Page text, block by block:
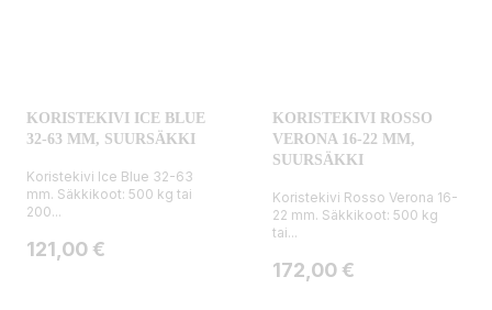
KORISTEKIVI ICE BLUE
32-63 MM, SUURSÄKKI
Koristekivi Ice Blue 32-63
mm. Säkkikoot: 500 kg tai
200...
Hinta
121,00 €
KORISTEKIVI ROSSO
VERONA 16-22 MM,
SUURSÄKKI
Koristekivi Rosso Verona 16-
22 mm. Säkkikoot: 500 kg
tai...
Hinta
172,00 €